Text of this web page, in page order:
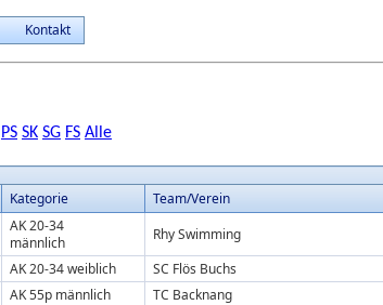
Kontakt
PS SK SG FS Alle
Kategorie Team/Verein
AK 20-34
männlich
Rhy Swimming
AK 20-34 weiblich SC Flös Buchs
AK 55p männlich TC Backnang